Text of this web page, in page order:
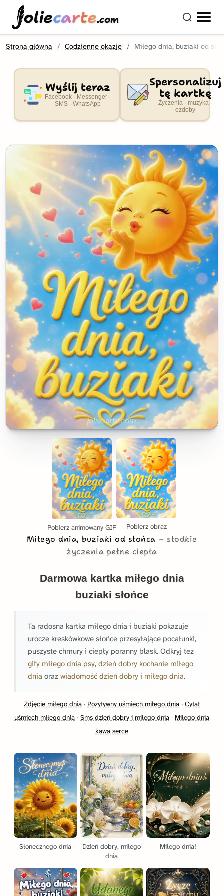
oliecarte.com
Strona główna Codzienne okazje Miłego dnia, buziaki od
Wyślij teraz
Facebook · Messenger ·
SMS · WhatsApp
Spersonalizuj
tę kartkę
Życzenia · muzyka ·
ozdoby
Pobierz animowany GIF Pobierz obraz
Miłego dnia, buziaki od słońca
słodkie
życzenia pełne ciepła
Darmowa kartka miłego dnia
buziaki słońce
Ta radosna kartka miłego dnia i buziaki pokazuje
urocze kreskówkowe słońce przesyłające pocałunki,
puszyste chmury i ciepły poranny blask. Odkryj też
gify miłego dnia psy, dzień dobry kochanie miłego
dnia oraz wiadomość dzień dobry i miłego dnia.
Zdjęcie miłego dnia · Pozytywny uśmiech miłego dnia · Cytat
uśmiech miłego dnia · Sms dzień dobry i miłego dnia · Miłego dnia
kawa serce
Słonecznego dnia
Dzień dobry, miłego
dnia
Miłego dnia!